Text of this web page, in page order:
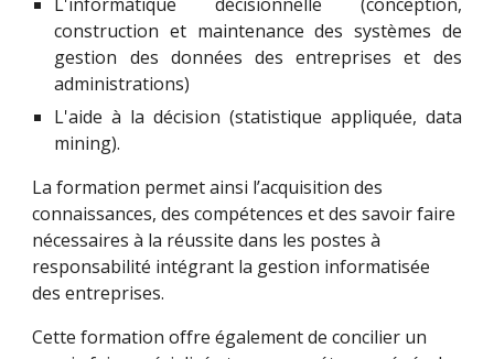
construction et maintenance des systèmes de
gestion des données des entreprises et des
administrations)
L'aide à la décision (statistique appliquée, data
mining).
La formation permet ainsi l’acquisition des
connaissances, des compétences et des savoir faire
nécessaires à la réussite dans les postes à
responsabilité intégrant la gestion informatisée
des entreprises.
Cette formation offre également de concilier un